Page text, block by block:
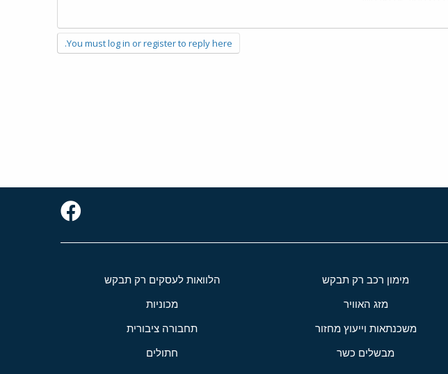
You must log in or register to reply here.
מימון רכב רק תבקש הלוואות לעסקים רק תבקש
מזג האוויר מכוניות
משכנתאות וייעוץ מחזור תחבורה ציבורית
מבשלים כשר חתולים